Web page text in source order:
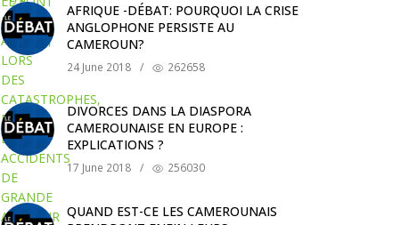
AFRIQUE -DÉBAT: POURQUOI LA CRISE
ANGLOPHONE PERSISTE AU
CAMEROUN?
24 June 2018 / 262658
DIVORCES DANS LA DIASPORA
CAMEROUNAISE EN EUROPE :
EXPLICATIONS ?
17 June 2018 / 256030
QUAND EST-CE LES CAMEROUNAIS